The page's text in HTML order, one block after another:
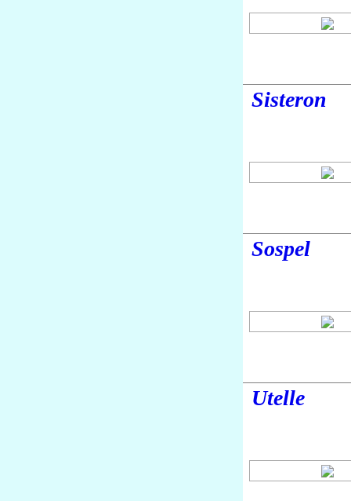
Sisteron
Sospel
Utelle